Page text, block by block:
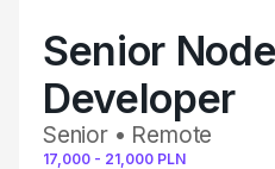
Senior
Developer
Senior • Remote
17,000 - 21,000 PLN